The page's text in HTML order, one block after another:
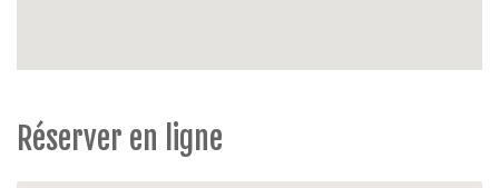
Réserver en ligne